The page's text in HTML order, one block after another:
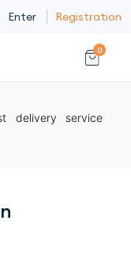
Enter Registration
0
delivery service